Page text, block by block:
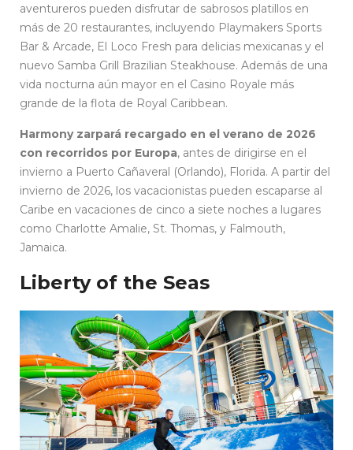
aventureros pueden disfrutar de sabrosos platillos en
más de 20 restaurantes, incluyendo Playmakers Sports
Bar & Arcade, El Loco Fresh para delicias mexicanas y el
nuevo Samba Grill Brazilian Steakhouse. Además de una
vida nocturna aún mayor en el Casino Royale más
grande de la flota de Royal Caribbean.
Harmony zarpará recargado en el verano de 2026
con recorridos por Europa, antes de dirigirse en el
invierno a Puerto Cañaveral (Orlando), Florida. A partir del
invierno de 2026, los vacacionistas pueden escaparse al
Caribe en vacaciones de cinco a siete noches a lugares
como Charlotte Amalie, St. Thomas, y Falmouth,
Jamaica.
Liberty of the Seas